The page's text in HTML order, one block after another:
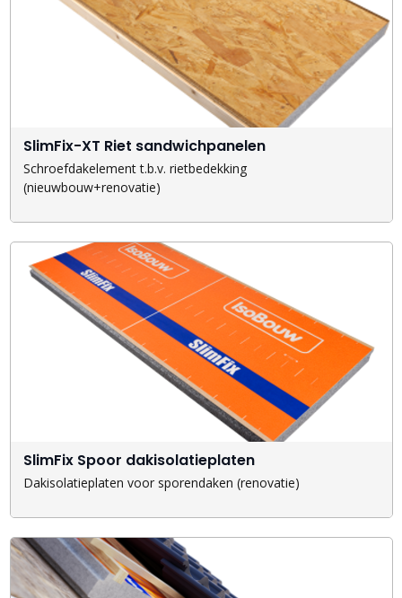
SlimFix-XT Riet sandwichpanelen
Schroefdakelement t.b.v. rietbedekking
(nieuwbouw+renovatie)
SlimFix Spoor dakisolatieplaten
Dakisolatieplaten voor sporendaken (renovatie)